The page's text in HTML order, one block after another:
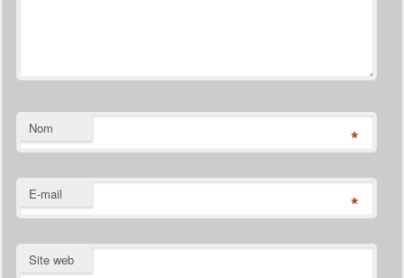
Nom *
E-mail *
Site web